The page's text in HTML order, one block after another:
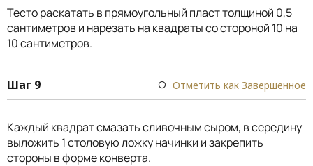
Тесто раскатать в прямоугольный пласт толщиной 0,5
сантиметров и нарезать на квадраты со стороной 10 на
10 сантиметров.
Шаг 9 Отметить как Завершенное
Каждый квадрат смазать сливочным сыром, в середину
выложить 1 столовую ложку начинки и закрепить
стороны в форме конверта.